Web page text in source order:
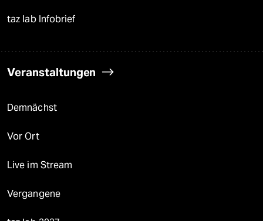
taz lab Infobrief
Veranstaltungen
Demnächst
Vor Ort
Live im Stream
Vergangene